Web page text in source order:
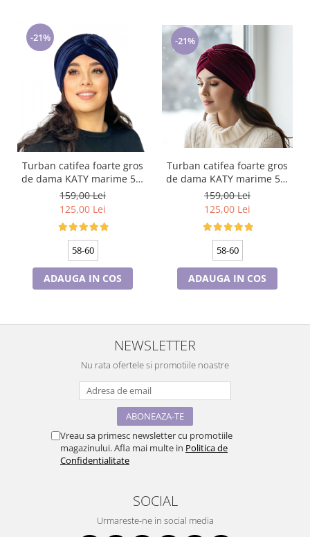
-21%
Turban catifea foarte gros
de dama KATY marime 58-
60, captuseala polar,
culoare bleomarin
159,00 Lei
125,00 Lei
58-60
ADAUGA IN COS
-21%
Turban catifea foarte gros
de dama KATY marime 58-
60, captuseala polar,
culoare wine
159,00 Lei
125,00 Lei
58-60
ADAUGA IN COS
NEWSLETTER
Nu rata ofertele si promotiile noastre
Vreau sa primesc newsletter cu promotiile
magazinului. Afla mai multe in Politica de
Confidentialitate
SOCIAL
Urmareste-ne in social media